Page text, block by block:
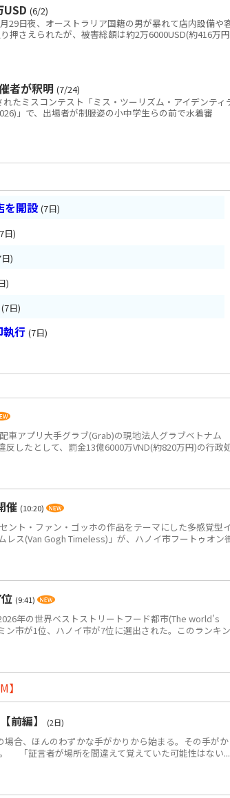
(6/2)
29日夜、オーストラリア国籍の男が暴れて店内設備や
押さえられたが、被害総額は約2万6000USD(約416万
者が釈明 (7/24)
たミスコンテスト「ミス・ツーリズム・アイデンティ
」で、出場者が制服姿の小中学生らの前で水着審
を開設 (7日)
日)
)
)
(7日)
執行 (7日)
アプリ大手グラブ(Grab)の現地法人グラブベトナム
したとして、罰金13億6000万VND(約820万円)の行政
催 (10:20)
ント・ファン・ゴッホの作品をテーマにした多感覚型
レス(Van Gogh Timeless)」が、ハノイ市フートゥオン
(9:41)
年の世界ベストストリートフード都市(The world’s
市が1位、ハノイ市が7位に選出された。このランキン
前編】
(2日)
合、ほんのわずかな手がかりから始まる。その手が
「証言者が場所を間違えて覚えていた可能性はない...